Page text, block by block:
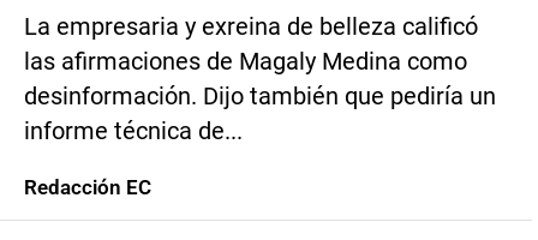
La empresaria y exreina de belleza calificó
las afirmaciones de Magaly Medina como
desinformación. Dijo también que pediría un
informe técnica de...
Redacción EC